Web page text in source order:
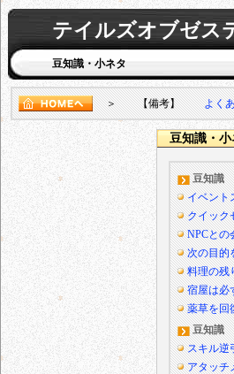
テイルズオブゼス
豆知識・小ネタ
＞ 【備考】よく
豆知識・小
豆知識
イベント
クイック
NPCとの
次の目的
料理の残
宿屋は必
薬草を回
豆知識
スキル逆
アタッチ